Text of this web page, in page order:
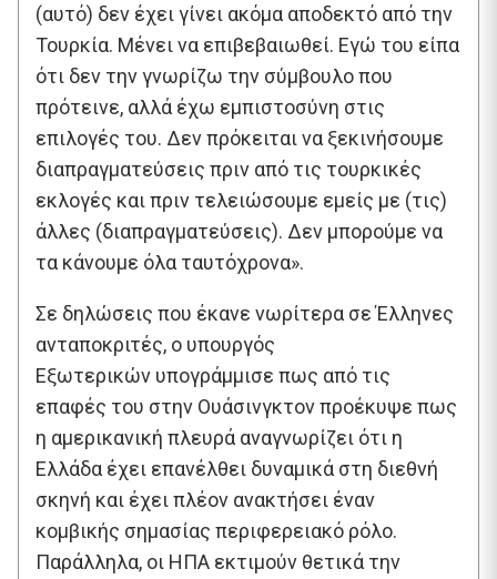
(αυτό) δεν έχει γίνει ακόμα αποδεκτό από την
Τουρκία. Μένει να επιβεβαιωθεί. Εγώ του είπα
ότι δεν την γνωρίζω την σύμβουλο που
πρότεινε, αλλά έχω εμπιστοσύνη στις
επιλογές του. Δεν πρόκειται να ξεκινήσουμε
διαπραγματεύσεις πριν από τις τουρκικές
εκλογές και πριν τελειώσουμε εμείς με (τις)
άλλες (διαπραγματεύσεις). Δεν μπορούμε να
τα κάνουμε όλα ταυτόχρονα».
Σε δηλώσεις που έκανε νωρίτερα σε Έλληνες
ανταποκριτές, ο υπουργός
Εξωτερικών υπογράμμισε πως από τις
επαφές του στην Ουάσινγκτον προέκυψε πως
η αμερικανική πλευρά αναγνωρίζει ότι η
Ελλάδα έχει επανέλθει δυναμικά στη διεθνή
σκηνή και έχει πλέον ανακτήσει έναν
κομβικής σημασίας περιφερειακό ρόλο.
Παράλληλα, οι ΗΠΑ εκτιμούν θετικά την